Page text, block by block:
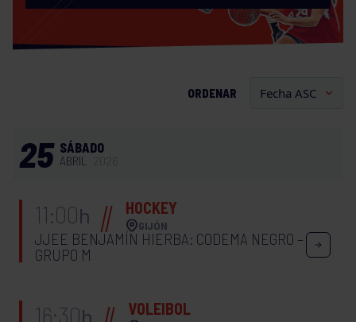
ORDENAR
25 SÁBADO
ABRIL
11:00h HOCKEY
GIJÓN
JJEE BENJAMÍN HIERBA: CODEMA NEGRO –
GRUPO M
16:30 VOLEIBOL